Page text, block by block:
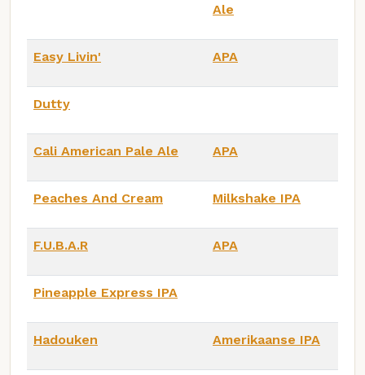
Ale
Easy Livin' APA
Dutty
Cali American Pale Ale APA
Peaches And Cream Milkshake IPA
F.U.B.A.R APA
Pineapple Express IPA
Hadouken Amerikaanse IPA